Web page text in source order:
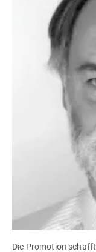
Die Promotion